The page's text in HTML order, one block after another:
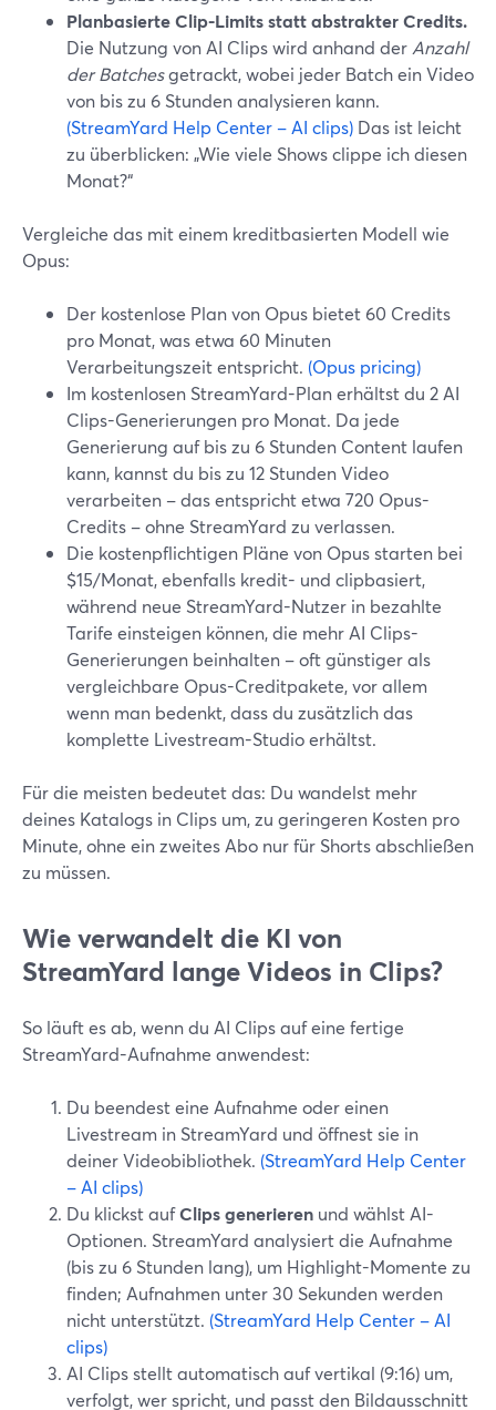
Planbasierte Clip-Limits statt abstrakter Credits.
Die Nutzung von AI Clips wird anhand der Anzahl
der Batchesgetrackt, wobei jeder Batch ein Video
von bis zu 6 Stunden analysieren kann.
(StreamYard Help Center – AI clips) Das ist leicht
zu überblicken: „Wie viele Shows clippe ich diesen
Monat?“
Vergleiche das mit einem kreditbasierten Modell wie
Opus:
Der kostenlose Plan von Opus bietet 60 Credits
pro Monat, was etwa 60 Minuten
Verarbeitungszeit entspricht. (Opus pricing)
Im kostenlosen StreamYard-Plan erhältst du 2 AI
Clips-Generierungen pro Monat. Da jede
Generierung auf bis zu 6 Stunden Content laufen
kann, kannst du bis zu 12 Stunden Video
verarbeiten – das entspricht etwa 720 Opus-
Credits – ohne StreamYard zu verlassen.
Die kostenpflichtigen Pläne von Opus starten bei
$15/Monat, ebenfalls kredit- und clipbasiert,
während neue StreamYard-Nutzer in bezahlte
Tarife einsteigen können, die mehr AI Clips-
Generierungen beinhalten – oft günstiger als
vergleichbare Opus-Creditpakete, vor allem
wenn man bedenkt, dass du zusätzlich das
komplette Livestream-Studio erhältst.
Für die meisten bedeutet das: Du wandelst mehr
deines Katalogs in Clips um, zu geringeren Kosten pro
Minute, ohne ein zweites Abo nur für Shorts abschließen
zu müssen.
Wie verwandelt die KI von
StreamYard lange Videos in Clips?
So läuft es ab, wenn du AI Clips auf eine fertige
StreamYard-Aufnahme anwendest:
Du beendest eine Aufnahme oder einen
Livestream in StreamYard und öffnest sie in
deiner Videobibliothek. (StreamYard Help Center
– AI clips)
Du klickst aufClips generieren und wählst AI-
Optionen. StreamYard analysiert die Aufnahme
(bis zu 6 Stunden lang), um Highlight-Momente zu
finden; Aufnahmen unter 30 Sekunden werden
nicht unterstützt. (StreamYard Help Center – AI
clips)
AI Clips stellt automatisch auf vertikal (9:16) um,
verfolgt, wer spricht, und passt den Bildausschnitt